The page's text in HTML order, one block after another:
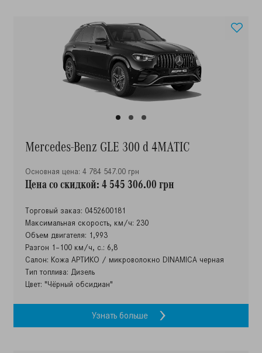
Mercedes-Benz GLE 300 d 4MATIC
Основная цена: 4 784 547.00 грн
Цена со скидкой: 4 545 306.00 грн
Торговый заказ: 0452600181
Максимальная скорость, км/ч: 230
Объем двигателя: 1,993
Разгон 1–100 км/ч, с.: 6,8
Салон: Кожа АРТИКО / микроволокно DINAMICA черная
Тип топлива: Дизель
Цвет: "Чёрный обсидиан"
Узнать больше